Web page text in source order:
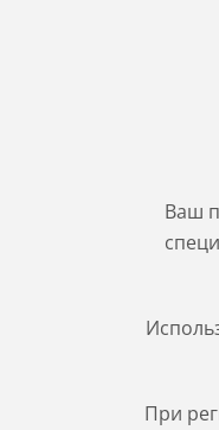
Ваш
При